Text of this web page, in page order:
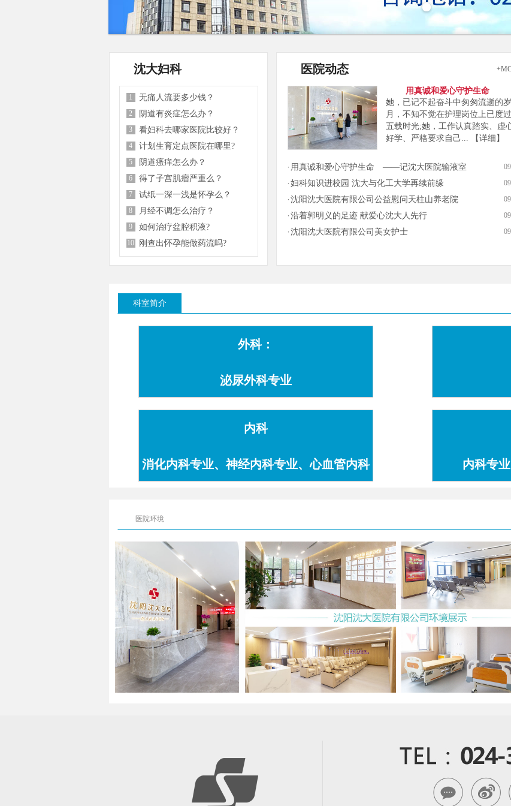
沈大妇科
1 无痛人流要多少钱？
2 阴道有炎症怎么办？
3 看妇科去哪家医院比较好？
4 计划生育定点医院在哪里?
5 阴道瘙痒怎么办？
6 得了子宫肌瘤严重么？
7 试纸一深一浅是怀孕么？
8 月经不调怎么治疗？
9 如何治疗盆腔积液?
10 刚查出怀孕能做药流吗?
医院动态
用真诚和爱心守护生命
她，已记不起奋斗中匆匆流逝的岁
月，不知不觉在护理岗位上已度过
五载时光;她，工作认真踏实、虚
好学、严格要求自己...
【详细】
用真诚和爱心守护生命 ——记沈大医院输液室
妇科知识进校园 沈大与化工大学再续前缘
沈阳沈大医院有限公司公益慰问天柱山养老院
沿着郭明义的足迹 献爱心沈大人先行
沈阳沈大医院有限公司美女护士
科室简介
外科：
泌尿外科专业
内科
消化内科专业、神经内科专业、心血管内科 内科专
医院环境